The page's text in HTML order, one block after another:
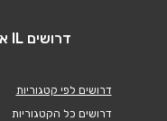
דרושים IL אתר הדרושים של ישראל
דרושים לפי קטגוריות
דרושים כל הקטגוריות